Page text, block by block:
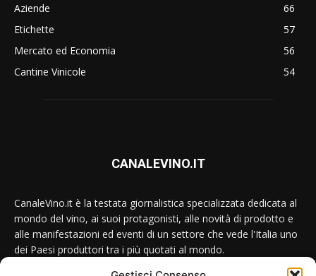
Aziende
66
Etichette
57
Mercato ed Economia
56
Cantine Vinicole
54
CANALEVINO.IT
CanaleVino.it è la testata giornalistica specializzata dedicata al
mondo del vino, ai suoi protagonisti, alle novità di prodotto e
alle manifestazioni ed eventi di un settore che vede l'Italia uno
dei Paesi produttori tra i più quotati al mondo.